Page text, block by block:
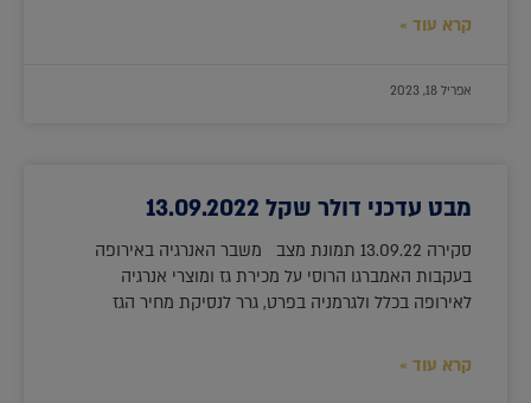
קרא עוד »
אפריל 18, 2023
מבט עדכני דולר שקל 13.09.2022
סקירה 13.09.22 תמונת מצב משבר האנרגיה באירופה
בעקבות האמברגו הרוסי על מכירת גז ומוצרי אנרגיה
לאירופה בכלל ולגרמניה בפרט, גרר לנסיקת מחיר הגז
קרא עוד »